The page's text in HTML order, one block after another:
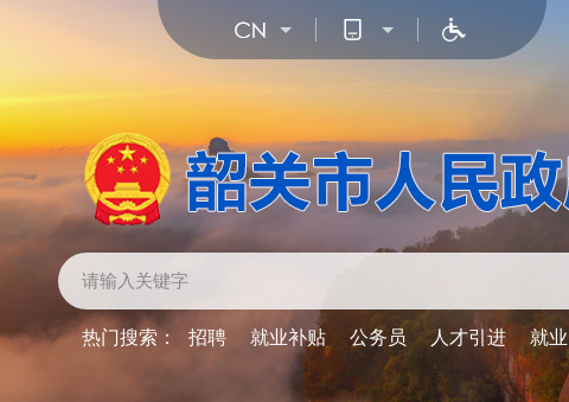
热门搜索： 招聘 就业补贴 公务员 人才引进 就业